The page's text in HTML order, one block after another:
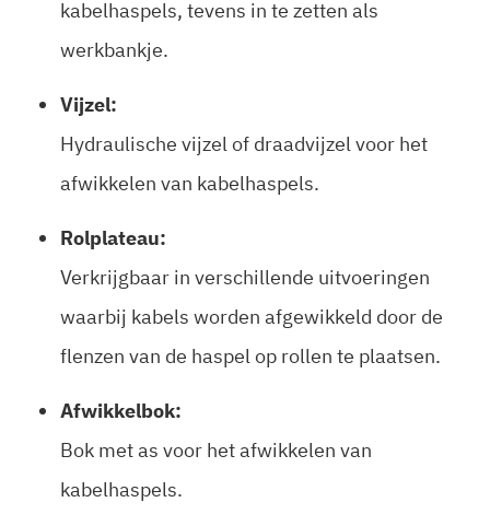
kabelhaspels, tevens in te zetten als
werkbankje.
Vijzel:
Hydraulische vijzel of draadvijzel voor het
afwikkelen van kabelhaspels.
Rolplateau:
Verkrijgbaar in verschillende uitvoeringen
waarbij kabels worden afgewikkeld door de
flenzen van de haspel op rollen te plaatsen.
Afwikkelbok:
Bok met as voor het afwikkelen van
kabelhaspels.